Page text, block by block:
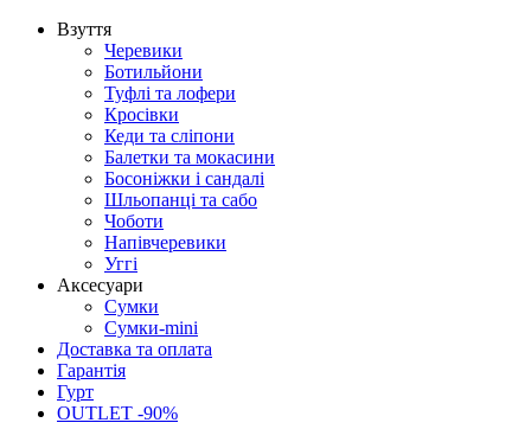
Взуття
Черевики
Ботильйони
Туфлі та лофери
Кросівки
Кеди та сліпони
Балетки та мокасини
Босоніжки і сандалі
Шльопанці та сабо
Чоботи
Напівчеревики
Уггі
Аксесуари
Сумки
Сумки-mini
Доставка та оплата
Гарантія
Гурт
OUTLET -90%